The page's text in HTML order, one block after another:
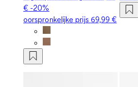
€ -20%
oorspronkelijke prijs 69,99 €